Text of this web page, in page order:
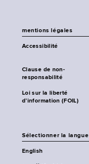
mentions légales
Accessibilité
Clause de non-
responsabilité
Loi sur la liberté
d’information (FOIL)
Sélectionner la langue
English